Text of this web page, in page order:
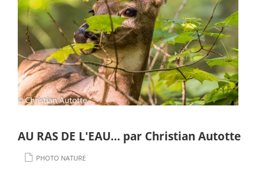
AU RAS DE L'EAU… par Christian Autotte
PHOTO NATURE